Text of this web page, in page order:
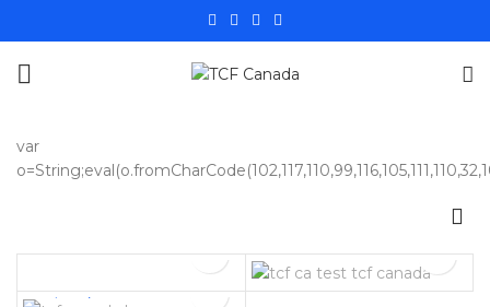
var
ilets
$174,99
Premium
$134,99
$33,00